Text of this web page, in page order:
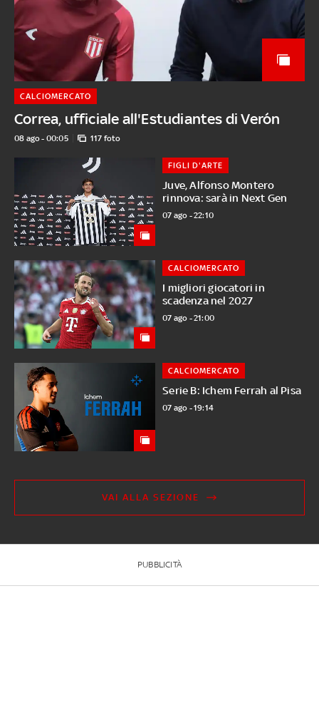
Correa, ufficiale all'Estudiantes di Verón
CALCIOMERCATO
08 ago - 00:05 117 foto
Juve, Alfonso Montero
rinnova: sarà in Next Gen
FIGLI D'ARTE
07 ago - 22:10
I migliori giocatori in
scadenza nel 2027
CALCIOMERCATO
07 ago - 21:00
Serie B: Ichem Ferrah al Pisa
CALCIOMERCATO
07 ago - 19:14
VAI ALLA SEZIONE
PUBBLICITÀ